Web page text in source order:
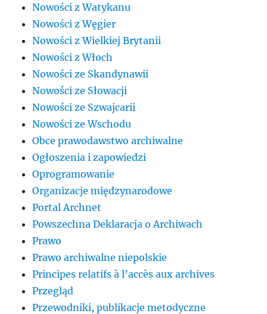
Nowości z Watykanu
Nowości z Węgier
Nowości z Wielkiej Brytanii
Nowości z Włoch
Nowości ze Skandynawii
Nowości ze Słowacji
Nowości ze Szwajcarii
Nowości ze Wschodu
Obce prawodawstwo archiwalne
Ogłoszenia i zapowiedzi
Oprogramowanie
Organizacje międzynarodowe
Portal Archnet
Powszechna Deklaracja o Archiwach
Prawo
Prawo archiwalne niepolskie
Principes relatifs à l’accès aux archives
Przegląd
Przewodniki, publikacje metodyczne